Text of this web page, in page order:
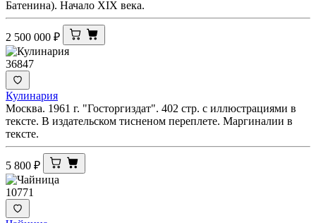
Батенина). Начало XIX века.
2 500 000 ₽
36847
Кулинария
Москва. 1961 г. "Госторгиздат". 402 стр. с иллюстрациями в
тексте. В издательском тисненом переплете. Маргиналии в
тексте.
5 800 ₽
10771